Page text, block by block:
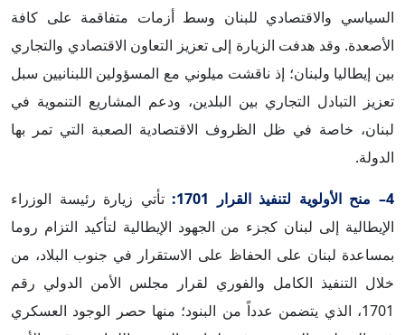
السياسي والاقتصادي للبنان وسط أزمات متفاقمة على كافة
الأصعدة. وقد هدفت الزيارة إلى تعزيز التعاون الاقتصادي والتجاري
بين إيطاليا ولبنان؛ إذ ناقشت ميلوني مع المسؤولين اللبنانيين سبل
تعزيز التبادل التجاري بين البلدين، ودعم المشاريع التنموية في
لبنان، خاصة في ظل الظروف الاقتصادية الصعبة التي تمر بها
الدولة.
4– منح الأولوية لتنفيذ القرار 1701:
تأتي زيارة رئيسة الوزراء
الإيطالية إلى لبنان كجزء من الجهود الإيطالية لتأكيد التزام روما
بمساعدة لبنان على الحفاظ على الاستقرار في جنوب البلاد، من
خلال التنفيذ الكامل والفوري لقرار مجلس الأمن الدولي رقم
1701، الذي يتضمن عدداً من البنود؛ منها حصر الوجود العسكري